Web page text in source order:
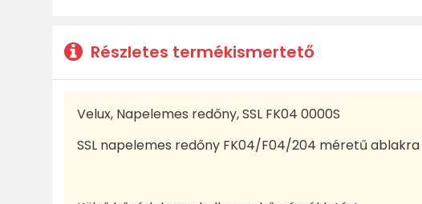
Részletes termékismertető
Velux, Napelemes redőny, SSL FK04 0000S
SSL napelemes redőny FK04/F04/204 méretű ablakra